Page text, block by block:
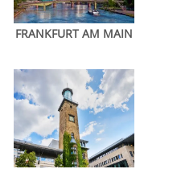
FRANKFURT AM MAIN